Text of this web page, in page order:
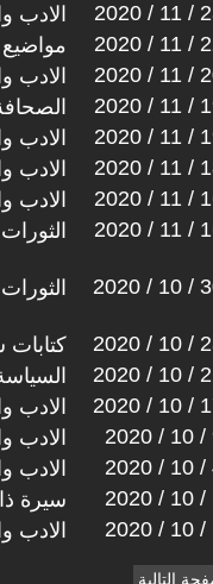
الادب
2020 / 11 /
2020 / 11 /
الادب
2020 / 11 /
2020 / 11 /
الادب
2020 / 11 /
الادب
2020 / 11 /
الادب
2020 / 11 /
2020 / 11 /
2020 / 10 /
2020 / 10 /
2020 / 10 /
الادب
2020 / 10 /
الادب
2020 / 10 /
الادب
2020 / 10 /
سيرة
2020 / 10 /
الادب
2020 / 10 /